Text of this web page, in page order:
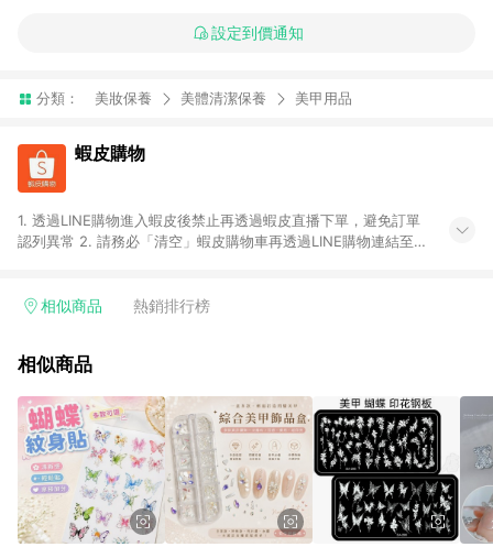
設定到價通知
分類： 美妝保養 美體清潔保養 美甲用品
蝦皮購物
1. 透過LINE購物進入蝦皮後禁止再透過蝦皮直播下單，避免訂單
認列異常 2. 請務必「清空」蝦皮購物車再透過LINE購物連結至蝦
易後，想下第二張訂單，請重新從LINE購物連結至蝦皮商店進行
後之最終金額進行計算。 6. 用戶需於同一瀏覽器進行交易（若自
將拆分成不同筆訂單編號發送通知。 8. 若使用折價券折抵，可能
會有攤提折抵導致訂單金額些微落差 9. 同一商品品項(即便不同
尺寸規格)，皆會計入同一筆返點上限進行計算 10. 蝦皮會將LINE
的導購跳轉紀錄與蝦皮的會員ID進行綁定，若後續七天內未透過
其他媒體來源導入蝦皮官網，則七天內於該蝦皮帳號下訂的首筆
訂單會被蝦皮認列為該LINE用戶導購跳轉時所成立之訂單。 11.
若同一用戶使用一個以上蝦皮帳號透過LINE購物進行導購，將可
相似商品 熱銷排行榜
相似商品